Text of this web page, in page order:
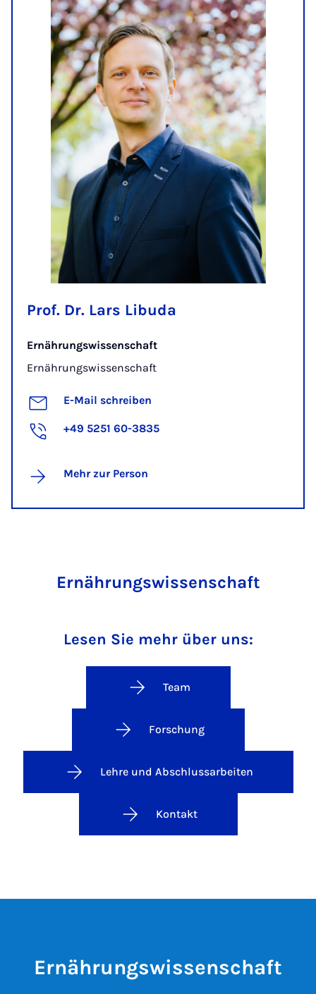
Prof. Dr. Lars Libuda
Ernährungswissenschaft
Ernährungswissenschaft
E-Mail schreiben
+49 5251 60-3835
Mehr zur Person
Ernährungswissenschaft
Lesen Sie mehr über uns:
Team
Forschung
Lehre und Abschlussarbeiten
Kontakt
Ernährungswissenschaft